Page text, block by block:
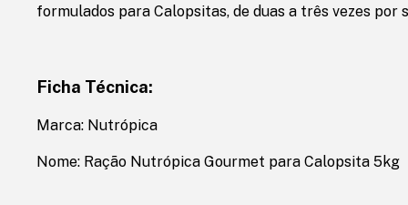
formulados para Calopsitas, de duas a três vezes por
Ficha Técnica:
Marca: Nutrópica
Nome: Ração Nutrópica Gourmet para Calopsita 5kg